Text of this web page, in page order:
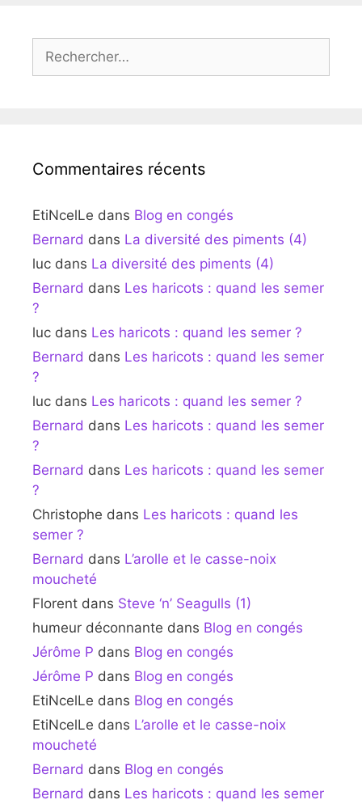
Commentaires récents
EtiNcelLe dans Blog en congés
Bernard dans La diversité des piments (4)
luc dans La diversité des piments (4)
Bernard dans Les haricots : quand les semer
?
luc dans Les haricots : quand les semer ?
Bernard dans Les haricots : quand les semer
?
luc dans Les haricots : quand les semer ?
Bernard dans Les haricots : quand les semer
?
Bernard dans Les haricots : quand les semer
?
Christophe dans Les haricots : quand les
semer ?
Bernard dans L’arolle et le casse-noix
moucheté
Florent dans Steve ‘n’ Seagulls (1)
humeur déconnante dans Blog en congés
Jérôme P dans Blog en congés
Jérôme P dans Blog en congés
EtiNcelLe dans Blog en congés
EtiNcelLe dans L’arolle et le casse-noix
moucheté
Bernard dans Blog en congés
Bernard dans Les haricots : quand les semer